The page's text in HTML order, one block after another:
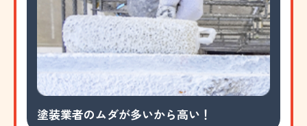
塗装業者のムダが多いから高い！